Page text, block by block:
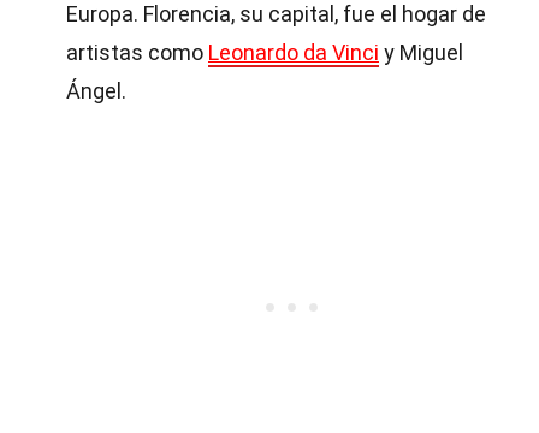
Europa. Florencia, su capital, fue el hogar de
artistas como Leonardo da Vinci y Miguel
Ángel.